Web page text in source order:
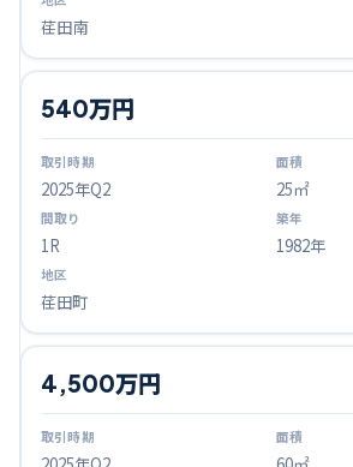
荏田南
2025年Q2
540万円
25㎡
1R 1982年
荏田町
4,500万円